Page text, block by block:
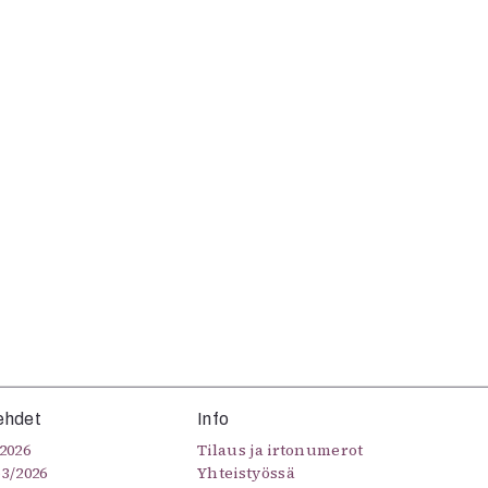
2026
Info
Tilaus ja irtonumerot
Yhteistyössä